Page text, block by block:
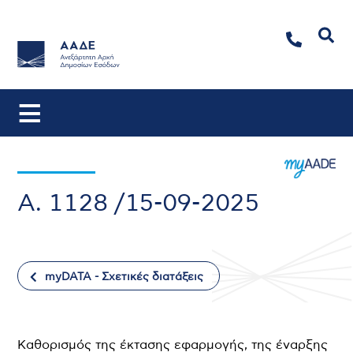
Α. 1128 /15-09-2025
myDATA - Σχετικές διατάξεις
Καθορισμός της έκτασης εφαρμογής, της έναρξης